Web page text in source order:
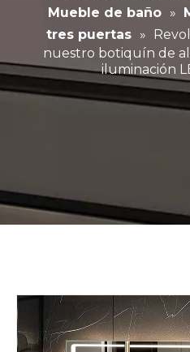
Mueble de baño »
tres puertas
»
nuestro botiquín de
iluminación